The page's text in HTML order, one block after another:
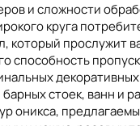
Кыргызстан
и сложности
круга
который прослужит
стоек, ванн и
оникса,